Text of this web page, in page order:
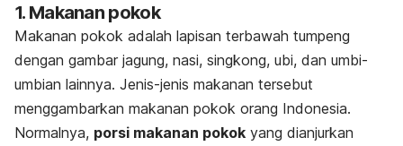
1. Makanan pokok
Makanan pokok adalah lapisan terbawah tumpeng
dengan gambar jagung, nasi, singkong, ubi, dan umbi-
umbian lainnya. Jenis-jenis makanan tersebut
menggambarkan makanan pokok orang Indonesia.
Normalnya, porsi makanan pokok yang dianjurkan